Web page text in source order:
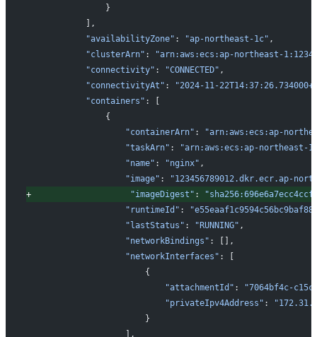
               }
           ],
           "availabilityZone"
: "ap-northeast-1c" ,
           "clusterArn"
:
"arn:aws:ecs:ap-northeast-
           "connectivity"
: "CONNECTED" ,
           "connectivityAt"
:
"2024-11-
           "containers"
: [
               {
                   "containerArn"
:
"arn:aws:ecs:ap-
                   "taskArn"
:
"arn:aws:ecs:ap-northeast-
                   "name"
: "nginx" ,
                   "image"
:
"123456789012.dkr.ecr.ap-
+
"imageDigest" :
                   "runtimeId"
:
                   "lastStatus"
: "RUNNING" ,
                   "networkBindings"
: [],
                   "networkInterfaces"
: [
                       {
                           "attachmentId"
:
"7064bf4c-
                           "privateIpv4Address"
:
                       }
                   ],